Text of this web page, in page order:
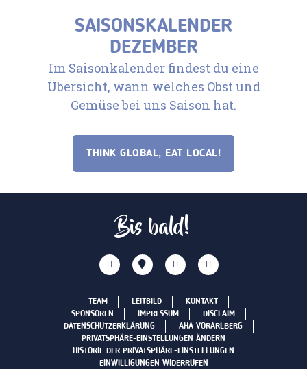
SAISONSKALENDER
DEZEMBER
Im Saisonkalender findest du eine
Übersicht, wann welches Obst und
Gemüse bei uns Saison hat.
THINK GLOBAL, EAT LOCAL!
Bis bald!
TEAM LEITBILD
KONTAKT
SPONSOREN
IMPRESSUM
DISCLAIM
DATENSCHUTZERKLÄRUNG
AHA VORARLBERG
PRIVATSPHÄRE-EINSTELLUNGEN ÄNDERN
HISTORIE DER PRIVATSPHÄRE-EINSTELLUNGEN
EINWILLIGUNGEN WIDERRUFEN